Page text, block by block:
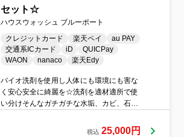
セット☆
ハウスウォッシュ ブルーポート
クレジットカード
楽天ペイ
au PAY
交通系ICカード
iD
QUICPay
WAON
nanaco 楽天Edy
バイオ洗剤を使用し人体にも環境にも害な
く安心安全に綺麗を☆洗剤を適材適所で使
い分けそんなガチガチな水垢、カビ、石鹸
プロン内部も高圧洗浄！至れり尽くせりな
税込 25,000円